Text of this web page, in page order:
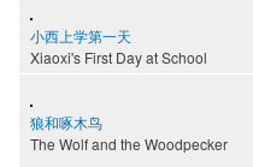
小西上学第一天
Xiaoxi's First Day at School
狼和啄木鸟
The Wolf and the Woodpecker